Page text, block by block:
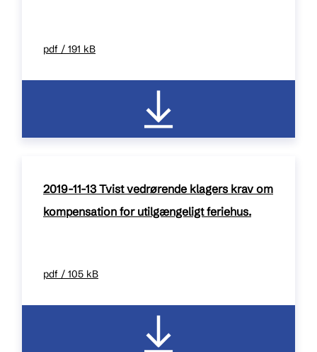
pdf / 191 kB
2019-11-13 Tvist vedrørende klagers krav om
kompensation for utilgængeligt feriehus.
pdf / 105 kB